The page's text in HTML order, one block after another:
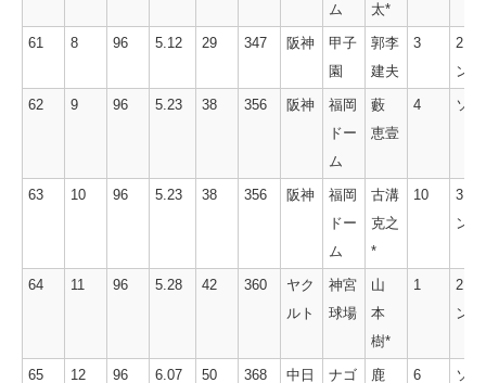
ム
太*
61 8 96 5.12 29 347 阪神
甲子
園
郭李
建夫
3
2ラ
ン
62 9 96 5.23 38 356 阪神
福岡
ドー
ム
藪
恵壹
4 ソロ
63 10 96 5.23 38 356 阪神
福岡
ドー
ム
古溝
克之
*
10
3ラ
ン
64 11 96 5.28 42 360
ヤク
ルト
神宮
球場
山
本
樹*
1
2ラ
ン
65 12 96 6.07 50 368 中日
ナゴ
鹿
6 ソロ